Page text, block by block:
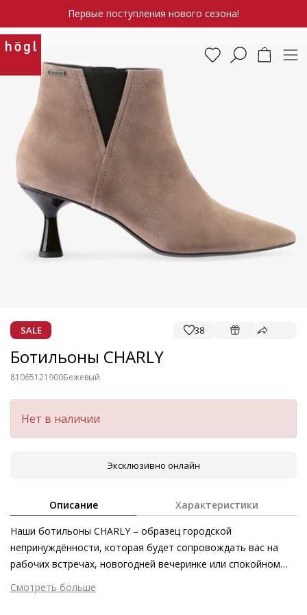
Первые поступления нового сезона!
SALE 38
Ботильоны CHARLY
81065121900Бежевый
Нет в наличии
Эксклюзивно онлайн
Описание Характеристики
Наши ботильоны CHARLY – образец городской
непринуждённости, которая будет сопровождать вас на
рабочих встречах, новогодней вечеринке или спокойном
ужине. Скульптурный каблук подчёркивает
выразительность точёного силуэта. Ботильоны выполнены
Смотреть больше